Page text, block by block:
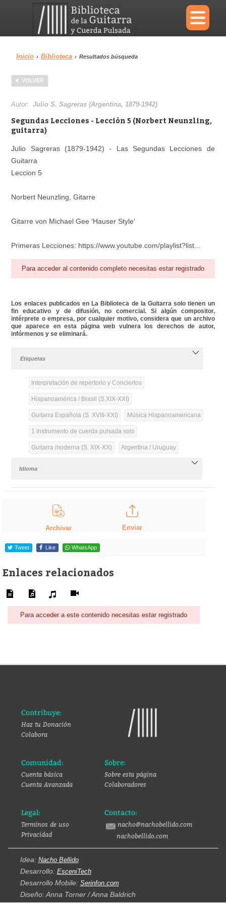
×
Menu
Biblioteca Diccionario
Área personal Reproductor
Inicio › Biblioteca › Resultados búsqueda
VOLVER
Autor:Julio S. Sagreras (Argentina, 1879-1942)
Segundas Lecciones - Lección 5 (Norbert Neunzling,
guitarra)
Julio Sagreras (1879-1942) - Las Segundas Lecciones de
Guitarra
Leccion 5
Norbert Neunzling, Gitarre
Gitarre von Michael Gee 'Hauser Style'
Primeras Lecciones: https://www.youtube.com/playlist?list...
Para acceder al contenido completo necesitas estar registrado
Los enlaces publicados en La Biblioteca de la Guitarra solo tienen un
fin educativo y de difusión, no comercial. Si algún compositor,
intérprete o empresa, por cualquier motivo, considera que un archivo
que aparece en esta página web vulnera los derechos de autor,
infórmenos y se eliminará.
Etiquetas
Interpretación de repertorio y Conciertos
Hispanoamérica / Brasil (S.XIX-XXI)
Guitarra Española (S. XVIII-XXI) Música Hispanoamericana
1 instrumento de cuerda pulsada solo
Guitarra moderna (S. XIX-XX) Argentina / Uruguay
Idioma
Archivar Enviar
Tweet Like WhatsApp
Enlaces relacionados
Para acceder a este contenido necesitas estar registrado
Contribuye:
Haz tu Donación
Colabora
Comunidad:
Cuenta básica
Cuenta Avanzada
Sobre:
Sobre esta página
Colaboradores
Legal:
Terminos de uso
Privacidad
Contacto:
nacho@nachobellido.com
nachobellido.com
Idea: Nacho Bellido
Desarrollo: EsceniTech
Desarrollo Mobile: Serinfon.com
Diseño: Anna Torner / Anna Baldrich